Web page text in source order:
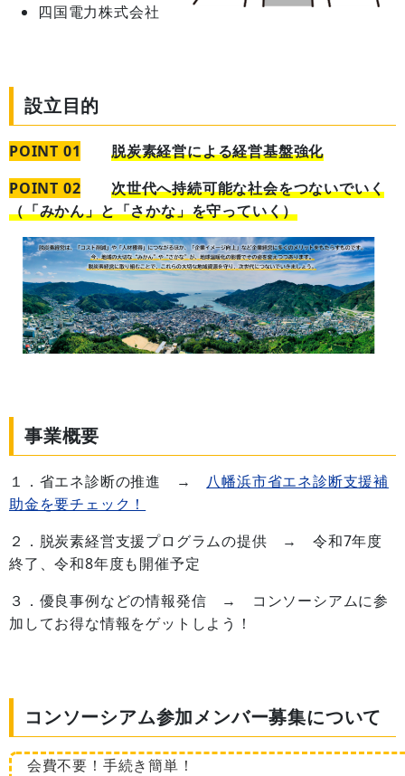
四国電力株式会社
設立目的
POINT 01
脱炭素経営による経営基盤強化
POINT 02
次世代へ持続可能な社会をつないでいく
（「みかん」と「さかな」を守っていく）
事業概要
１．省エネ診断の推進 → 八幡浜市省エネ診断支援補
助金を要チェック！
２．脱炭素経営支援プログラムの提供 → 令和7年度
終了、令和8年度も開催予定
３．優良事例などの情報発信 → コンソーシアムに参
加してお得な情報をゲットしよう！
コンソーシアム参加メンバー募集について
会費不要！手続き簡単！